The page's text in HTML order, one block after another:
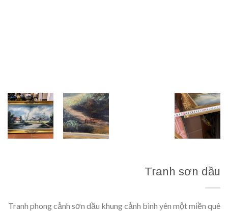
Tranh sơn dầu
Tranh phong cảnh sơn dầu khung cảnh bình yên một miền quê